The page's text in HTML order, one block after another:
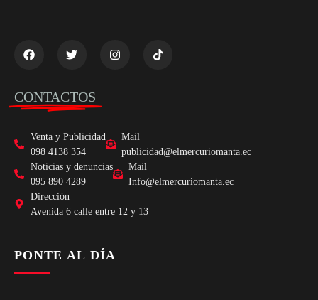
CONTACTOS
Venta y Publicidad
098 4138 354
Mail
publicidad@elmercuriomanta.ec
Noticias y denuncias
095 890 4289
Mail
Info@elmercuriomanta.ec
Dirección
Avenida 6 calle entre 12 y 13
PONTE AL DÍA